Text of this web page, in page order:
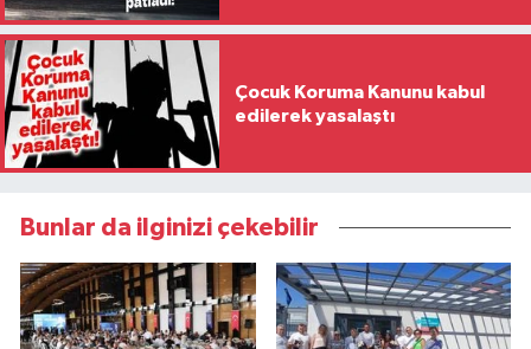
Çocuk Koruma Kanunu kabul
edilerek yasalaştı
Bunlar da ilginizi çekebilir